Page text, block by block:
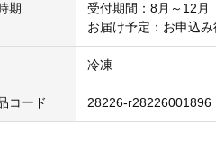
期
受付期間：8月～12月
お届け予定：お申込
冷凍
コード 28226-r28226001896